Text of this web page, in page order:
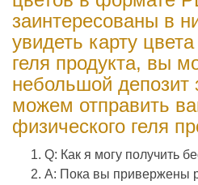
заинтересованы в
увидеть карту
геля продукта, вы
небольшой депозит
можем отправить
физического геля
Q: Как я могу получить
A: Пока вы привержены